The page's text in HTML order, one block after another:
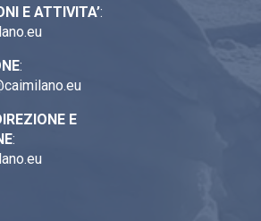
E ATTIVITA’:
:
E
: